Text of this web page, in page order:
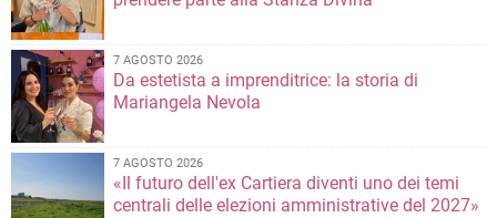
7 AGOSTO 2026
Da estetista a imprenditrice: la storia di
Mariangela Nevola
7 AGOSTO 2026
«Il futuro dell'ex Cartiera diventi uno dei temi
centrali delle elezioni amministrative del 2027»